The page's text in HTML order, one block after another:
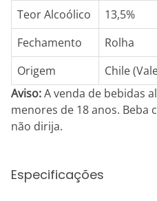
Teor Alcoólico
13,5%
Fechamento
Rolha
Origem
Chile
Aviso:A venda de bebidas
menores de 18 anos. Beba
não dirija.
Especificações